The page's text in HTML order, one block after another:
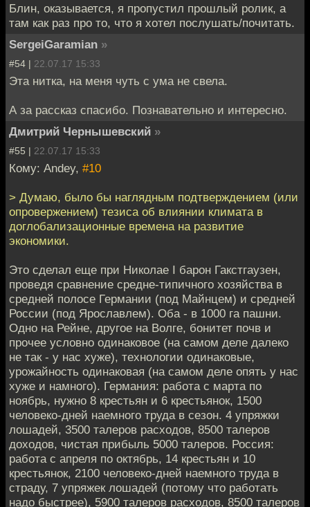
Блин, оказывается, я пропустил прошлый ролик, а
там как раз про то, что я хотел послушать/почитать.
SergeiGaramian »
#54 | 22.07.17 15:33
Эта нитка, на меня чуть с ума не свела.
А за рассказ спасибо. Познавательно и интересно.
Дмитрий Чернышевский »
#55 | 22.07.17 15:33
Кому: Andey, #10
> Думаю, было бы наглядным подтверждением (или
опровержением) тезиса об влиянии климата в
доглобализационные времена на развитие
экономики.
Это сделал еще при Николае I барон Гакстгаузен,
проведя сравнение средне-типичного хозяйства в
средней полосе Германии (под Майнцем) и средней
России (под Ярославлем). Оба - в 1000 га пашни.
Одно на Рейне, другое на Волге, бонитет почв и
прочее условно одинаковое (на самом деле далеко
не так - у нас хуже), технологии одинаковые,
урожайность одинаковая (на самом деле опять у нас
хуже и намного). Германия: работа с марта по
ноябрь, нужно 8 крестьян и 6 крестьянок, 1500
человеко-дней наемного труда в сезон. 4 упряжки
лошадей, 3500 талеров расходов, 8500 талеров
доходов, чистая прибыль 5000 талеров. Россия:
работа с апреля по октябрь, 14 крестьян и 10
крестьянок, 2100 человеко-дней наемного труда в
страду, 7 упряжек лошадей (потому что работать
надо быстрее), 5900 талеров расходов, 8500 талеров